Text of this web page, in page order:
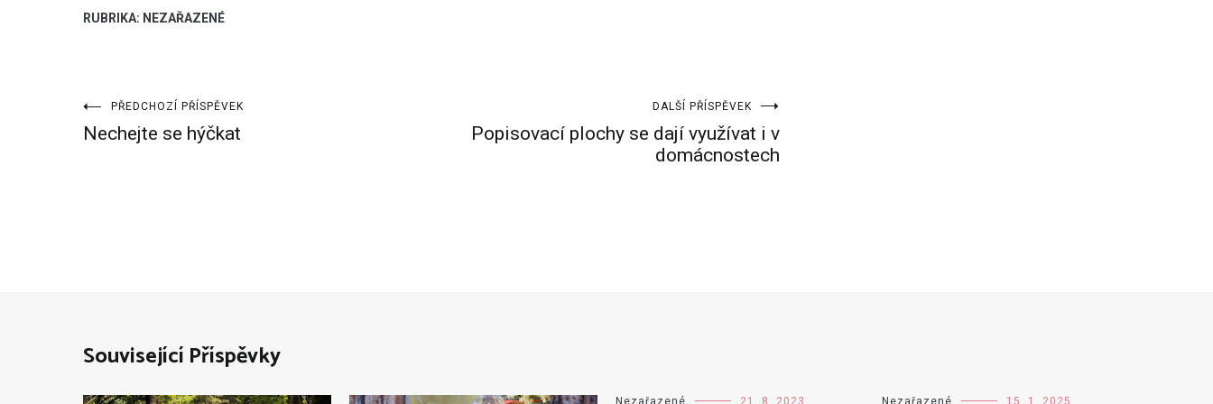
RUBRIKA: NEZAŘAZENÉ
Navigace
PŘEDCHOZÍ PŘÍSPĚVEK
Nechejte se hýčkat
DALŠÍ PŘÍSPĚVEK
Popisovací plochy se dají využívat i v
domácnostech
Související Příspěvky
Nezařazené 21. 8. 2023 Nezařazené 15. 1. 2025